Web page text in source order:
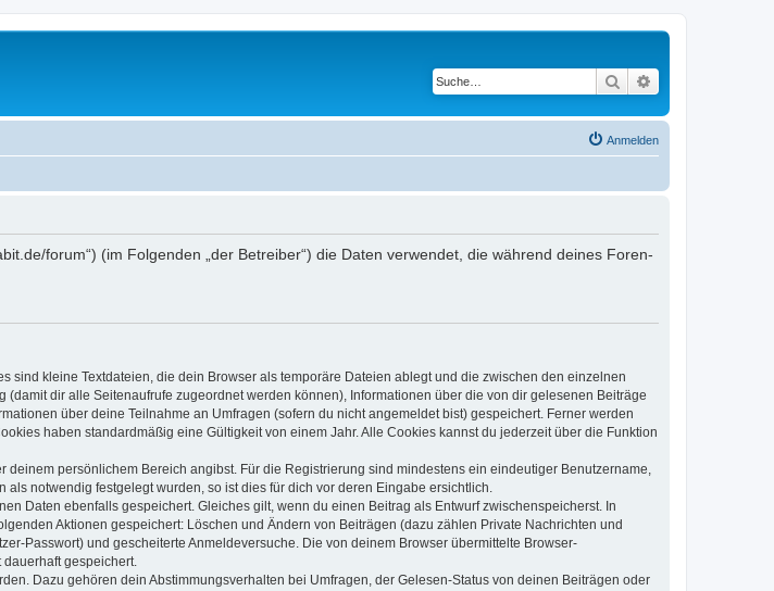
Suche
Anmelden
forum“) (im Folgenden „der Betreiber“) die Daten verwendet, die während deines Foren-
sind kleine Textdateien, die dein Browser als temporäre Dateien ablegt und die zwischen den einzelnen
dir alle Seitenaufrufe zugeordnet werden können), Informationen über die von dir gelesenen Beiträge
über deine Teilnahme an Umfragen (sofern du nicht angemeldet bist) gespeichert. Ferner werden
haben standardmäßig eine Gültigkeit von einem Jahr. Alle Cookies kannst du jederzeit über die Funktion
persönlichem Bereich angibst. Für die Registrierung sind mindestens ein eindeutiger Benutzername,
notwendig festgelegt wurden, so ist dies für dich vor deren Eingabe ersichtlich.
Daten ebenfalls gespeichert. Gleiches gilt, wenn du einen Beitrag als Entwurf zwischenspeicherst. In
Aktionen gespeichert: Löschen und Ändern von Beiträgen (dazu zählen Private Nachrichten und
Passwort) und gescheiterte Anmeldeversuche. Die von deinem Browser übermittelte Browser-
gespeichert.
Dazu gehören dein Abstimmungsverhalten bei Umfragen, der Gelesen-Status von deinen Beiträgen oder